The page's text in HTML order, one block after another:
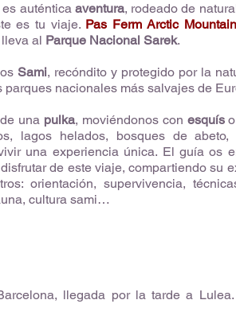
auténtica aventura, rodeado de
es tu viaje. Pas Ferm Arctic
lleva al Parque Nacional Sarek.
Sami, recóndito y protegido por la
parques nacionales más salvajes de
una pulka, moviéndonos con esquíso
lagos helados, bosques de abeto,
una experiencia única. El guía os
de este viaje, compartiendo su
orientación, supervivencia,
cultura sami…
llegada por la tarde a Lulea.